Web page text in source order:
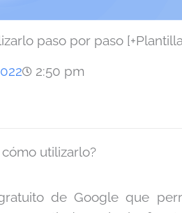
paso por paso
2:50 pm
utilizarlo?
de Google que